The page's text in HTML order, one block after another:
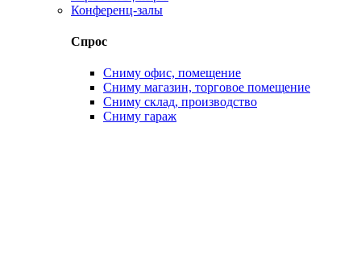
Конференц-залы
Спрос
Сниму офис, помещение
Сниму магазин, торговое помещение
Сниму склад, производство
Сниму гараж